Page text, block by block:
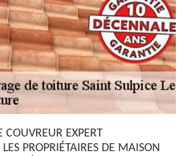
COUVREUR EXPERT
LES PROPRIÉTAIRES DE MAISON